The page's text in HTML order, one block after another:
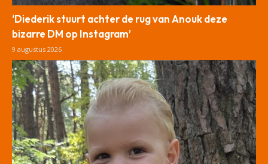
‘Diederik stuurt achter de rug van Anouk deze
bizarre DM op Instagram’
9 augustus 2026